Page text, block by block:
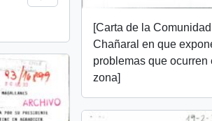
[Carta de la
Chañaral en que
problemas que ocurren
zona]